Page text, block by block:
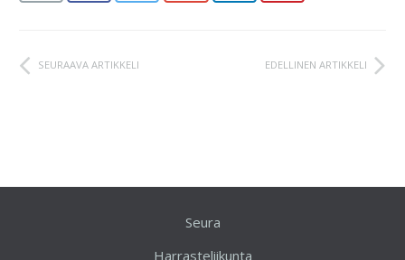
EDELLINEN ARTIKKELI
SEURAAVA ARTIKKELI
Seura
Harrasteliikunta